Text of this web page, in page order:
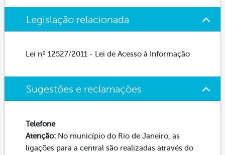
Legislação relacionada
Lei nº 12527/2011 - Lei de Acesso à Informação
Sugestões e reclamações
Telefone
Atenção: No município do Rio de Janeiro, as
ligações para a central são realizadas através do